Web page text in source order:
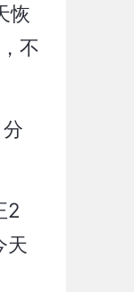
恢
不
2
天